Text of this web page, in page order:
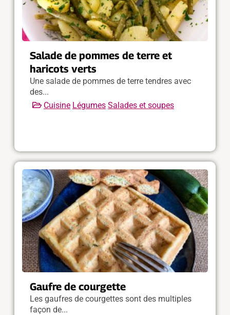
Salade de pommes de terre et
haricots verts
Une salade de pommes de terre tendres avec
des...
Cuisine Légumes Salades et soupes
Gaufre de courgette
Les gaufres de courgettes sont des multiples
façon de...